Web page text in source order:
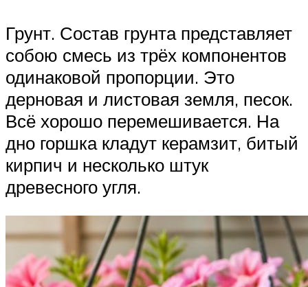
Грунт. Состав грунта представляет
собою смесь из трёх компонентов
одинаковой пропорции. Это
дерновая и листовая земля, песок.
Всё хорошо перемешивается. На
дно горшка кладут керамзит, битый
кирпич и несколько штук
древесного угля.